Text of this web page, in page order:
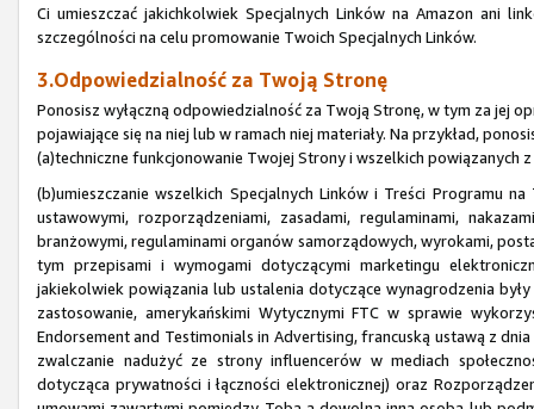
Ci umieszczać jakichkolwiek Specjalnych Linków na Amazon ani
szczególności na celu promowanie Twoich Specjalnych Linków.
3.Odpowiedzialność za Twoją Stronę
Ponosisz wyłączną odpowiedzialność za Twoją Stronę, w tym za jej
pojawiające się na niej lub w ramach niej materiały. Na przykład,
(a)techniczne funkcjonowanie Twojej Strony i wszelkich powiązanych
(b)umieszczanie wszelkich Specjalnych Linków i Treści Programu
ustawowymi, rozporządzeniami, zasadami, regulaminami,
branżowymi, regulaminami organów samorządowych, wyrokami,
tym przepisami i wymogami dotyczącymi marketingu
jakiekolwiek powiązania lub ustalenia dotyczące wynagrodzenia
zastosowanie, amerykańskimi Wytycznymi FTC w sprawie
Endorsement and Testimonials in Advertising, francuską ustawą z
zwalczanie nadużyć ze strony influencerów w mediach
dotycząca prywatności i łączności elektronicznej) oraz